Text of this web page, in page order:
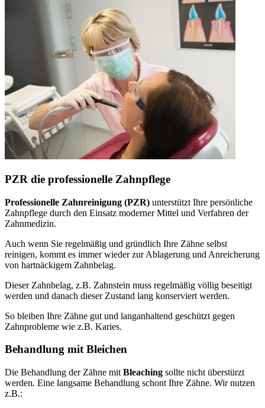
PZR die professionelle Zahnpflege
Professionelle Zahnreinigung (PZR) unterstützt Ihre persönliche
Zahnpflege durch den Einsatz moderner Mittel und Verfahren der
Zahnmedizin.
Auch wenn Sie regelmäßig und gründlich Ihre Zähne selbst
reinigen, kommt es immer wieder zur Ablagerung und Anreicherung
von hartnäckigem Zahnbelag.
Dieser Zahnbelag, z.B. Zahnstein muss regelmäßig völlig beseitigt
werden und danach dieser Zustand lang konserviert werden.
So bleiben Ihre Zähne gut und langanhaltend geschützt gegen
Zahnprobleme wie z.B. Karies.
Behandlung mit Bleichen
Die Behandlung der Zähne mit Bleaching sollte nicht überstürzt
werden. Eine langsame Behandlung schont Ihre Zähne. Wir nutzen
z.B.: